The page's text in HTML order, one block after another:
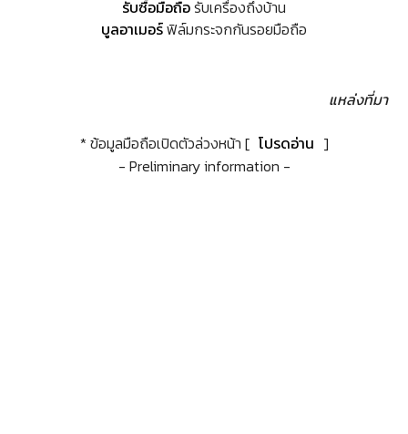
รับซื้อมือถือรับเครื่องถึงบ้าน
บูลอาเมอร์ฟิล์มกระจกกันรอยมือถือ
แหล่งที่มา
* ข้อมูลมือถือเปิดตัวล่วงหน้า [ โปรดอ่าน ]
- Preliminary information -